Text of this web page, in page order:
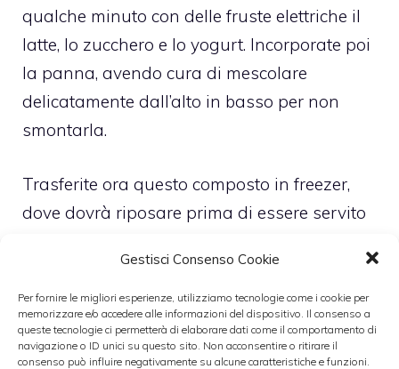
Gestisci Consenso Cookie
Per fornire le migliori esperienze, utilizziamo tecnologie come i cookie per
memorizzare e/o accedere alle informazioni del dispositivo. Il consenso a
queste tecnologie ci permetterà di elaborare dati come il comportamento di
navigazione o ID unici su questo sito. Non acconsentire o ritirare il
consenso può influire negativamente su alcune caratteristiche e funzioni.
qualche minuto con delle fruste elettriche il
latte, lo zucchero e lo yogurt. Incorporate poi
la panna, avendo cura di mescolare
delicatamente dall’alto in basso per non
smontarla.
Trasferite ora questo composto in freezer,
dove dovrà riposare prima di essere servito
abbiamo la gelatiera, dovremo fare noi il suo
lavoro, quindi mescolate bene il gelato ogni
mezz’ora circa, in modo che non si formino
cristalli di ghiaccio e il gelato risulti morbido